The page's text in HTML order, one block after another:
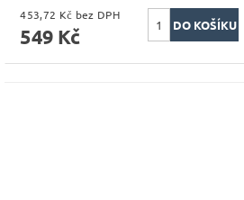
453,72 Kč bez DPH
549 Kč